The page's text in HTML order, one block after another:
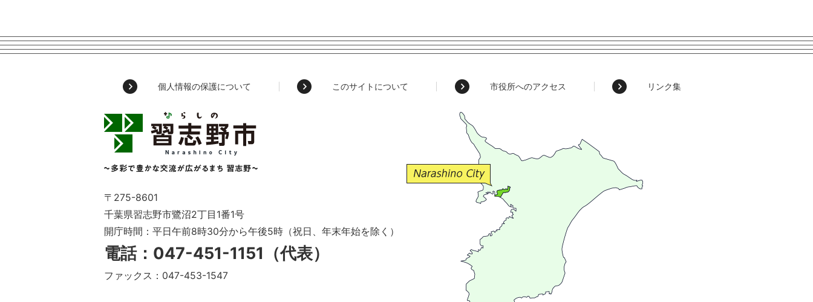
個人情報の保護について このサイトについて 市役所へのアクセス リンク集
習
志
Narashino
～
多
彩
で
豊
か
な
交
〒275-8601
千葉県習志野市鷺沼2丁目1番1号
開庁時間：平日午前8時30分から午後5時（祝日、年末年始を除く）
電話：047-451-1151（代表）
ファックス：047-453-1547